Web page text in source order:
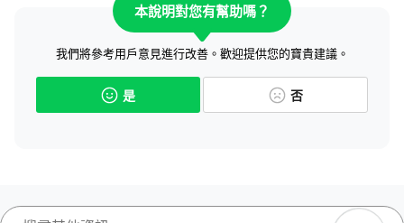
本說明對您有幫助嗎？
我們將參考用戶意見進行改善。歡迎提供您的寶貴建議。
是 否